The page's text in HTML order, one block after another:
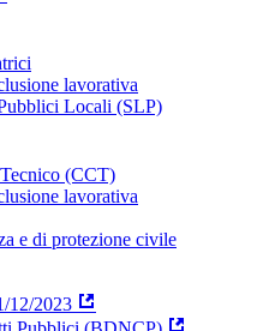
lavorativa
Locali (SLP)
(CCT)
lavorativa
e di protezione civile
12/2023